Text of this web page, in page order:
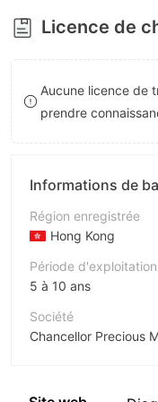
8
9
Licence de
Aucune licence de
prendre
Informations de
Région enregistrée
Hong Kong
Période d'exploitation
5 à 10 ans
Société
Chancellor Precious